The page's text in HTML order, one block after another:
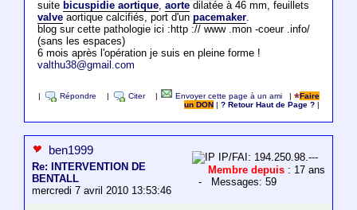
suite bicuspidie aortique, aortedilatée à 46 mm, feuillets
valveaortique calcifiés, port d'un pacemaker.
blog sur cette pathologie ici :http :// www .mon -coeur .info/
(sans les espaces)
6 mois après l'opération je suis en pleine forme !
valthu38@gmail.com
Répondre Citer Envoyer cette page à un ami |
Faire
un DON
|? Retour Haut de Page ?
ben1999
Re: INTERVENTION DE
BENTALL
mercredi 7 avril 2010 13:53:46
IP/FAI: 194.250.98.---
Membre depuis : 17 ans
- Messages: 59